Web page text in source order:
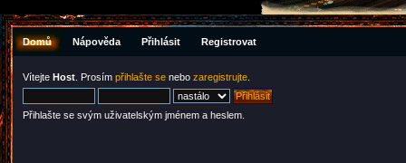
Domů Nápověda Přihlásit Registrovat
Vítejte Host . Prosím přihlašte se nebo zaregistrujte
Přihlašte se svým uživatelským jménem a heslem.